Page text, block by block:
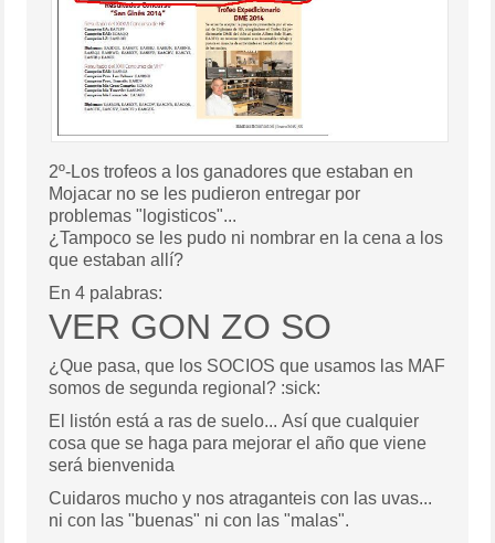
2º-Los trofeos a los ganadores que estaban en
Mojacar no se les pudieron entregar por
problemas "logisticos"...
¿Tampoco se les pudo ni nombrar en la cena a los
que estaban allí?
En 4 palabras:
VER GON ZO SO
¿Que pasa, que los SOCIOS que usamos las MAF
somos de segunda regional? :sick:
El listón está a ras de suelo... Así que cualquier
cosa que se haga para mejorar el año que viene
será bienvenida
Cuidaros mucho y nos atraganteis con las uvas...
ni con las "buenas" ni con las "malas".